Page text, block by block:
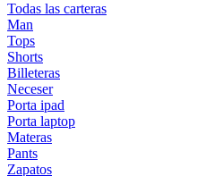
Todas las carteras
Man
Tops
Shorts
Billeteras
Neceser
Porta ipad
Porta laptop
Materas
Pants
Zapatos